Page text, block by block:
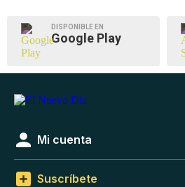
DISPONIBLE EN
Google Play
Mi cuenta
Suscríbete